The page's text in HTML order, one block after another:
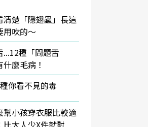
清楚「隱翅蟲」長這
用吹的～
種「問題舌
麼毛病！
你看不見的毒
幫小孩穿衣服比較適
大人少X件就對